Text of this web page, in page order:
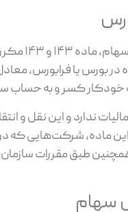
کسر و به حساب
شرکت‌هایی که در
طبق مقررات
سهام